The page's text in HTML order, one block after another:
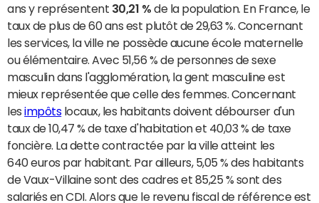
ans y représentent 30,21 % de la population. En France, le
taux de plus de 60 ans est plutôt de 29,63 %. Concernant
les services, la ville ne possède aucune école maternelle
ou élémentaire. Avec 51,56 % de personnes de sexe
masculin dans l'agglomération, la gent masculine est
mieux représentée que celle des femmes. Concernant
lesimpôtslocaux, les habitants doivent débourser d'un
taux de 10,47 % de taxe d'habitation et 40,03 % de taxe
foncière. La dette contractée par la ville atteint les
640 euros par habitant. Par ailleurs, 5,05 % des habitants
de Vaux-Villaine sont des cadres et 85,25 % sont des
salariés en CDI. Alors que le revenu fiscal de référence est